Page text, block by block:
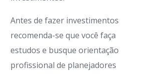
Antes de fazer investimentos
recomenda-se que você faça
estudos e busque orientação
profissional de planejadores